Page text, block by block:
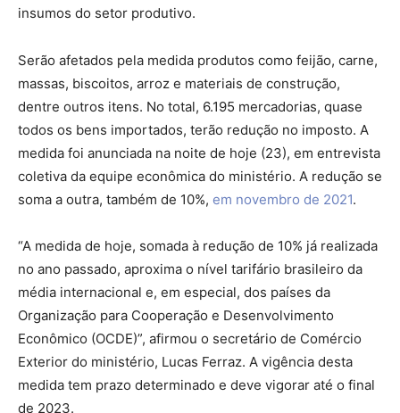
insumos do setor produtivo.
Serão afetados pela medida produtos como feijão, carne,
massas, biscoitos, arroz e materiais de construção,
dentre outros itens. No total, 6.195 mercadorias, quase
todos os bens importados, terão redução no imposto. A
medida foi anunciada na noite de hoje (23), em entrevista
coletiva da equipe econômica do ministério. A redução se
soma a outra, também de 10%, em novembro de 2021.
“A medida de hoje, somada à redução de 10% já realizada
no ano passado, aproxima o nível tarifário brasileiro da
média internacional e, em especial, dos países da
Organização para Cooperação e Desenvolvimento
Econômico (OCDE)”, afirmou o secretário de Comércio
Exterior do ministério, Lucas Ferraz. A vigência desta
medida tem prazo determinado e deve vigorar até o final
de 2023.